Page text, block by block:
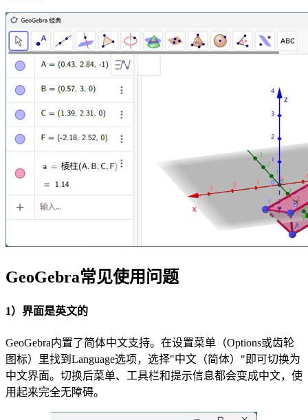
GeoGebra常见使用问题
1）界面是英文的
GeoGebra内置了简体中文支持。在设置菜单（Options或齿轮
图标）里找到Language选项，选择"中文（简体）"即可切换为
中文界面。切换后菜单、工具栏和提示信息都会变成中文，使
用起来完全无障碍。